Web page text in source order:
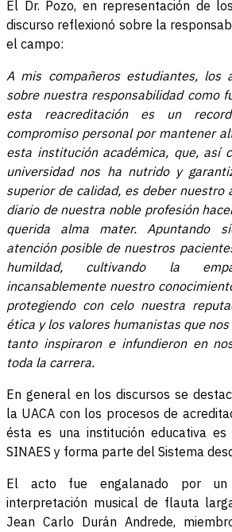
El Dr. Pozo, en representación de
discurso reflexionó sobre la
el campo:
A mis compañeros estudiantes, los
sobre nuestra responsabilidad como
esta reacreditación es un
compromiso personal por mantener
esta institución académica, que, así
universidad nos ha nutrido y
superior de calidad, es deber nuestro
diario de nuestra noble profesión
querida alma mater. Apuntando
atención posible de nuestros
humildad, cultivando la
incansablemente nuestro
protegiendo con celo nuestra
ética y los valores humanistas que
tanto inspiraron e infundieron en
toda la carrera.
En general en los discursos se
la UACA con los procesos de
ésta es una institución educativa
SINAES y forma parte del Sistema
El acto fue engalanado por
interpretación musical de flauta
Jean Carlo Durán Andrede,